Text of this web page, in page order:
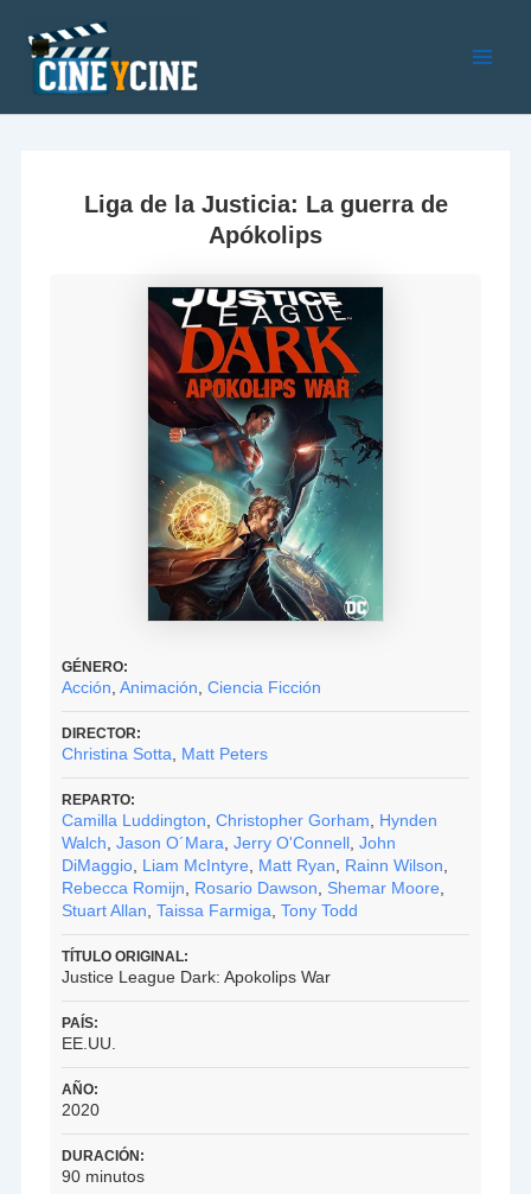
contenido
Liga de la Justicia: La guerra de
Apókolips
GÉNERO:
Acción ,Animación ,Ciencia Ficción
DIRECTOR:
Christina Sotta Matt Peters
REPARTO:
Camilla Luddington ,Christopher Gorham
Hynden
Walch ,Jason O´Mara ,Jerry O'Connell ,John
DiMaggio Liam McIntyre Matt Ryan Rainn Wilson
Rebecca Romijn
Rosario Dawson Shemar Moore
Stuart Allan ,Taissa Farmiga ,Tony Todd
TÍTULO ORIGINAL:
Justice League Dark: Apokolips War
PAÍS:
EE.UU.
AÑO:
2020
DURACIÓN:
90 minutos